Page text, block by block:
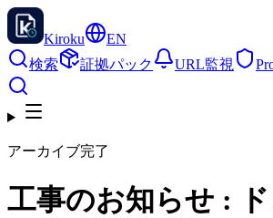
Kiroku
EN
検索
証拠パック URL監視
アーカイブ完了
工事のお知らせ :